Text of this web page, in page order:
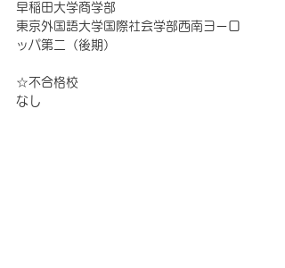
早稲田大学商学部
東京外国語大学国際社会学部西南ヨーロ
ッパ第二（後期）
☆不合格校
なし